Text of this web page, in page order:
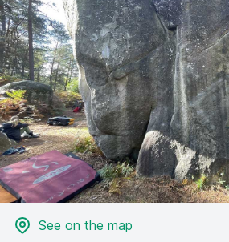
See on the map